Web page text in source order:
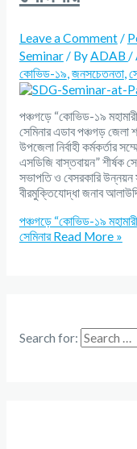
Leave a Comment/
Seminar/ ByADAB /
কোভিড-১৯,জনসচেতনতা,
পঞ্চগড়ে “কোভিড-১৯
সেমিনার এডাব পঞ্চগড়
উপজেলা নির্বাহী কর্মকর্তার
এসডিজি বাস্তবায়ন” শীর্ষক
সভাপতি ও বেসরকারি উন্নয়ন
বীরমুক্তিযোদ্ধা জনাব
পঞ্চগড়ে “কোভিড-১৯
সেমিনারRead More »
Search for: